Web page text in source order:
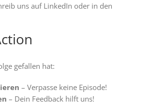
uns auf LinkedIn oder in den
gefallen hat:
– Verpasse keine Episode!
– Dein Feedback hilft uns!